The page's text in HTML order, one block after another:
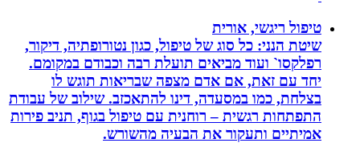
טיפול ריגשי, אורית
שיטת הנני: כל סוג של טיפול, כגון נטורופתיה, דיקור,
רפלקסו` ועוד מביאים תועלת רבה וכבודם במקומם.
יחד עם זאת, אם אדם מצפה שבריאות תוגש לו
בצלחת, כמו במסעדה, דינו להתאכזב. שילוב של עבודת
התפתחות רגשית – רוחנית עם טיפול בגוף, תניב פירות
אמיתיים ותעקור את הבעיה מהשורש.